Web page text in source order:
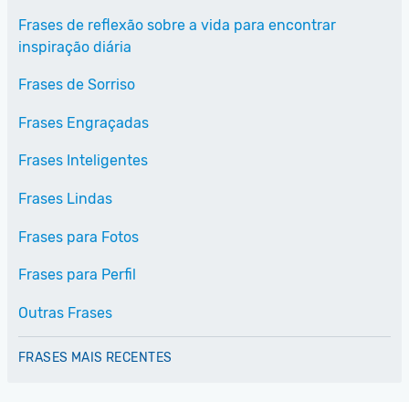
Frases de reflexão sobre a vida para encontrar
inspiração diária
Frases de Sorriso
Frases Engraçadas
Frases Inteligentes
Frases Lindas
Frases para Fotos
Frases para Perfil
Outras Frases
FRASES MAIS RECENTES